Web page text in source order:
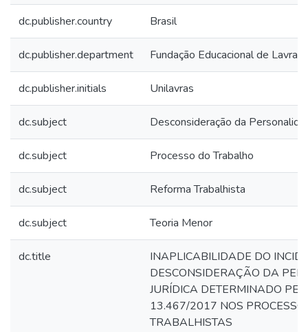
dc.publisher.country Brasil
dc.publisher.department Fundação Educacional de Lavras
dc.publisher.initials Unilavras
dc.subject Desconsideração da
dc.subject Processo do Trabalho
dc.subject Reforma Trabalhista
dc.subject Teoria Menor
dc.title
INAPLICABILIDADE DO
DESCONSIDERAÇÃO DA
JURÍDICA DETERMINADO
13.467/2017 NOS
TRABALHISTAS